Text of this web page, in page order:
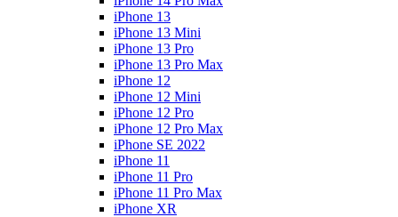
iPhone 13
iPhone 13 Mini
iPhone 13 Pro
iPhone 13 Pro Max
iPhone 12
iPhone 12 Mini
iPhone 12 Pro
iPhone 12 Pro Max
iPhone SE 2022
iPhone 11
iPhone 11 Pro
iPhone 11 Pro Max
iPhone XR